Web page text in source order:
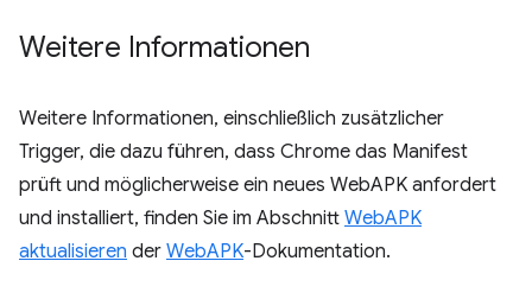
Weitere Informationen
Weitere Informationen, einschließlich zusätzlicher
Trigger, die dazu führen, dass Chrome das Manifest
prüft und möglicherweise ein neues WebAPK anfordert
und installiert, finden Sie im Abschnitt WebAPK
aktualisieren der WebAPK-Dokumentation.